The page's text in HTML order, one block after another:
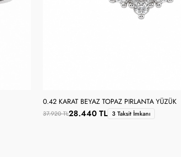
0.42 KARAT BEYAZ TOPAZ PIRLANTA YÜZÜK
37.920 TL28.440 TL 3 Taksit İmkanı